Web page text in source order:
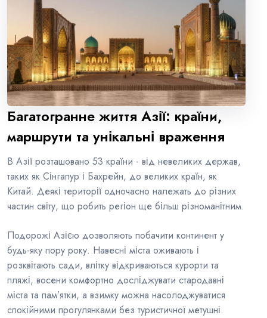
Багатогранне життя Азії: країни,
маршрути та унікальні враження
В Азії розташовано 53 країни - від невеликих держав,
таких як Сінгапур і Бахрейн, до великих країн, як
Китай. Деякі території одночасно належать до різних
частин світу, що робить регіон ще більш різноманітним.
Подорожі Азією дозволяють побачити континент у
будь-яку пору року. Навесні міста оживають і
розквітають сади, влітку відкриваються курорти та
пляжі, восени комфортно досліджувати стародавні
міста та пам’ятки, а взимку можна насолоджуватися
спокійними прогулянками без туристичної метушні.